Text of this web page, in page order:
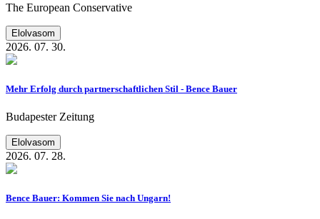
The European Conservative
Elolvasom
2026. 07. 30.
Mehr Erfolg durch partnerschaftlichen Stil - Bence Bauer
Budapester Zeitung
Elolvasom
2026. 07. 28.
Bence Bauer: Kommen Sie nach Ungarn!